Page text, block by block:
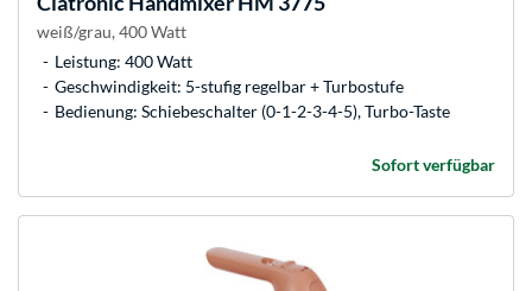
weiß/grau, 400 Watt
Leistung: 400 Watt
Geschwindigkeit: 5-stufig regelbar + Turbostufe
Bedienung: Schiebeschalter (0-1-2-3-4-5), Turbo-Taste
Sofort verfügbar